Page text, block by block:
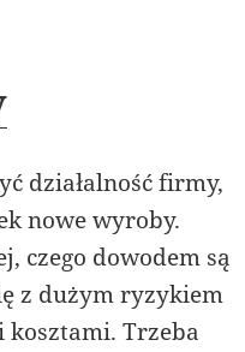
działalność firmy,
nowe wyroby.
czego dowodem są
z dużym ryzykiem
Trzeba